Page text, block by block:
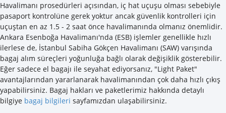
Havalimanı prosedürleri açısından, iç hat uçuşu olması sebebiyle
pasaport kontrolüne gerek yoktur ancak güvenlik kontrolleri için
uçuştan en az 1.5 - 2 saat önce havalimanında olmanız önemlidir.
Ankara Esenboğa Havalimanı'nda (ESB) işlemler genellikle hızlı
ilerlese de, İstanbul Sabiha Gökçen Havalimanı (SAW) varışında
bagaj alım süreçleri yoğunluğa bağlı olarak değişiklik gösterebilir.
Eğer sadece el bagajı ile seyahat ediyorsanız, "Light Paket"
avantajlarından yararlanarak havalimanından çok daha hızlı çıkış
yapabilirsiniz. Bagaj hakları ve paketlerimiz hakkında detaylı
bilgiye bagaj bilgileri sayfamızdan ulaşabilirsiniz.